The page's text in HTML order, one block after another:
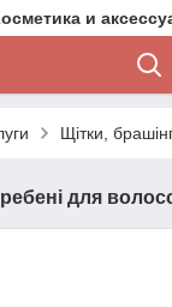
и
Щітки,
для